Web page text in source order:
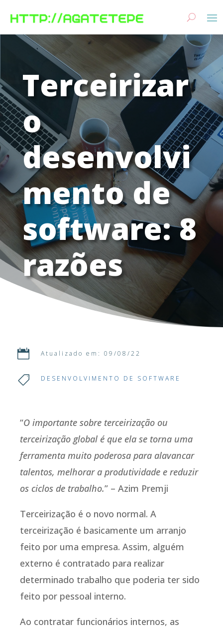
Terceirizar
o
desenvolvi
mento de
software: 8
razões
 Atualizado em: 09/08/22
 DESENVOLVIMENTO DE SOFTWARE
“O importante sobre terceirização ou
terceirização global é que ela se torna uma
ferramenta muito poderosa para alavancar
talentos, melhorar a produtividade e reduzir
os ciclos de trabalho.” – Azim Premji
Terceirização é o novo normal. A
terceirização é basicamente um arranjo
feito por uma empresa. Assim, alguém
externo é contratado para realizar
determinado trabalho que poderia ter sido
feito por pessoal interno.
Ao contratar funcionários internos, as